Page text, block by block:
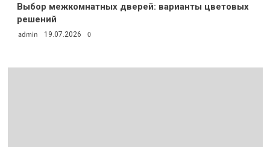
Выбор межкомнатных дверей: варианты цветовых
решений
admin 19.07.2026 0